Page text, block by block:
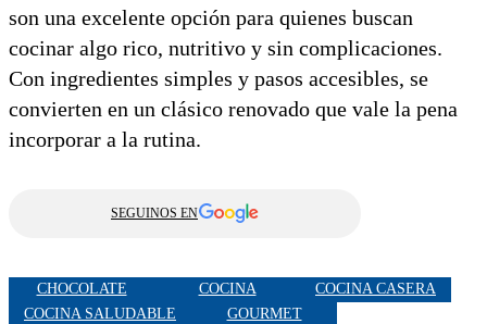
son una excelente opción para quienes buscan
cocinar algo rico, nutritivo y sin complicaciones.
Con ingredientes simples y pasos accesibles, se
convierten en un clásico renovado que vale la pena
incorporar a la rutina.
SEGUINOS EN
CHOCOLATE COCINA
COCINA CASERA
COCINA SALUDABLE
GOURMET